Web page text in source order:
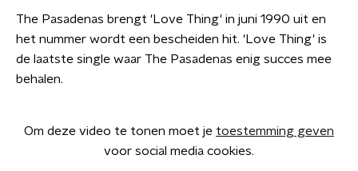
The Pasadenas brengt 'Love Thing' in juni 1990 uit en
het nummer wordt een bescheiden hit. 'Love Thing' is
de laatste single waar The Pasadenas enig succes mee
behalen.
Om deze video te tonen moet je toestemming geven
voor social media cookies.